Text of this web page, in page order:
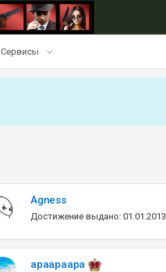
Сервисы
Agness
Достижение выдано: 01.01.2013
apaapaapa